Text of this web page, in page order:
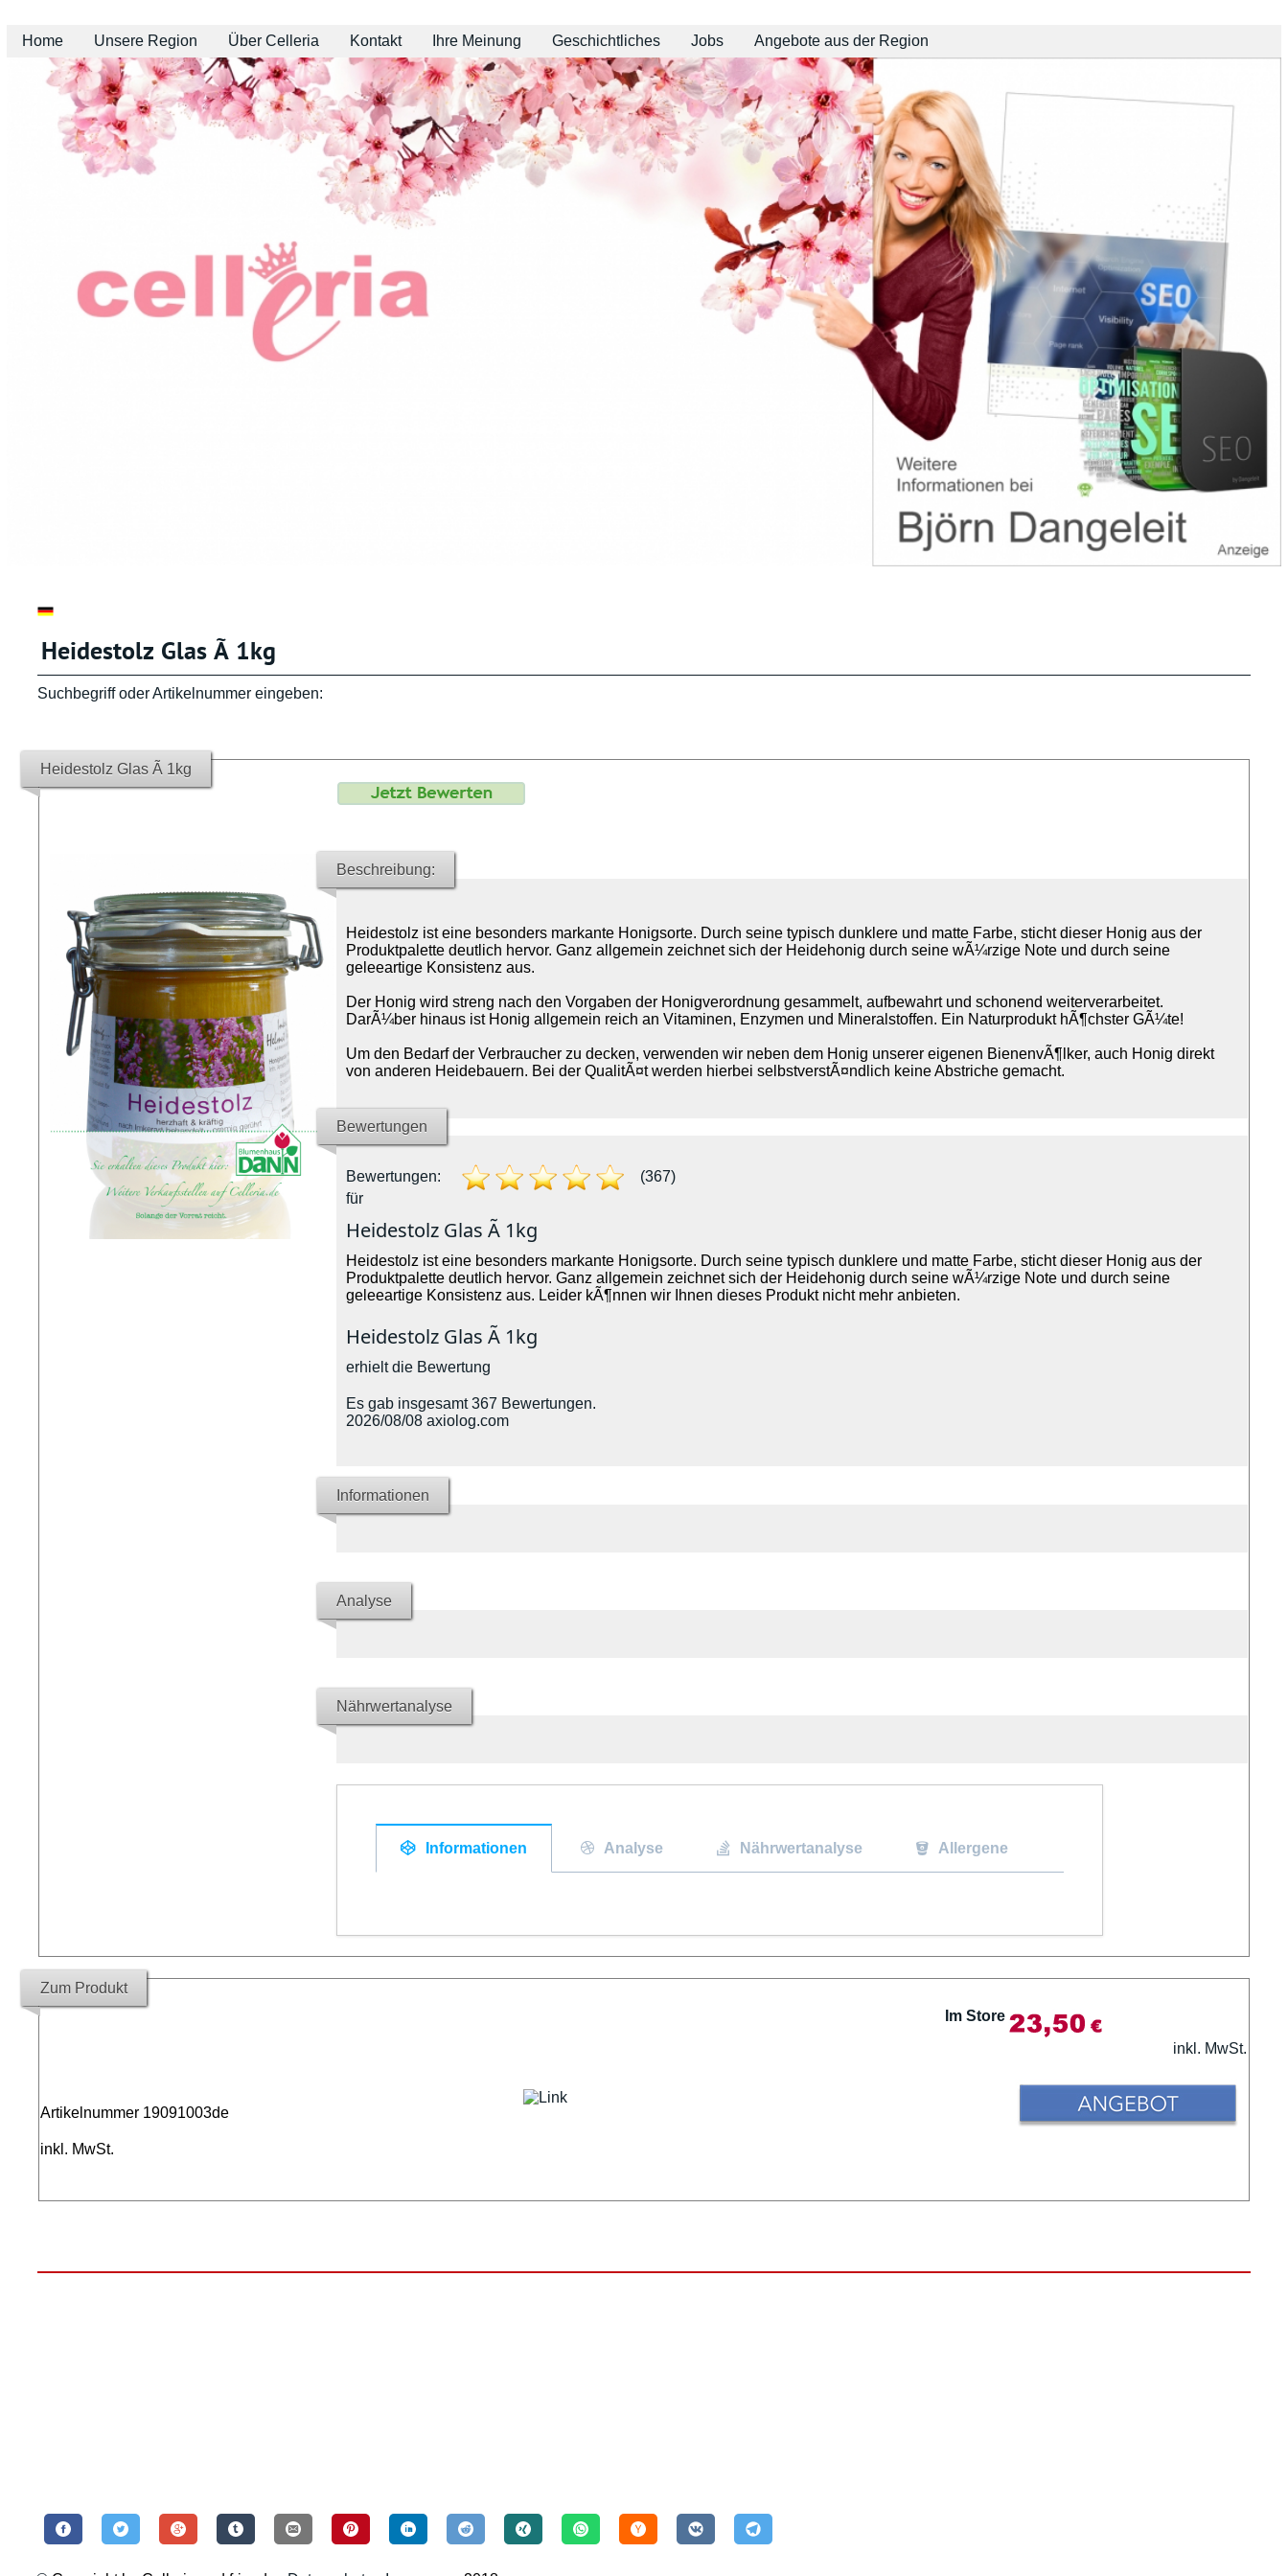
Home Unsere Region Über Celleria Kontakt Ihre Meinung Geschichtliches Jobs Angebote aus der Region
Heidestolz Glas Ã 1kg
Suchbegriff oder Artikelnummer eingeben:
Heidestolz Glas Ã 1kg
Beschreibung:
Heidestolz ist eine besonders markante Honigsorte. Durch seine typisch dunklere und matte Farbe, sticht dieser Honig aus der
Produktpalette deutlich hervor. Ganz allgemein zeichnet sich der Heidehonig durch seine wÃ¼rzige Note und durch seine
geleeartige Konsistenz aus.
Der Honig wird streng nach den Vorgaben der Honigverordnung gesammelt, aufbewahrt und schonend weiterverarbeitet.
DarÃ¼ber hinaus ist Honig allgemein reich an Vitaminen, Enzymen und Mineralstoffen. Ein Naturprodukt hÃ¶chster GÃ¼te!
Um den Bedarf der Verbraucher zu decken, verwenden wir neben dem Honig unserer eigenen BienenvÃ¶lker, auch Honig direkt
von anderen Heidebauern. Bei der QualitÃ¤t werden hierbei selbstverstÃ¤ndlich keine Abstriche gemacht.
Bewertungen
Bewertungen:
(367)
für
Heidestolz Glas Ã 1kg
Heidestolz ist eine besonders markante Honigsorte. Durch seine typisch dunklere und matte Farbe, sticht dieser Honig aus der
Produktpalette deutlich hervor. Ganz allgemein zeichnet sich der Heidehonig durch seine wÃ¼rzige Note und durch seine
geleeartige Konsistenz aus. Leider kÃ¶nnen wir Ihnen dieses Produkt nicht mehr anbieten.
Heidestolz Glas Ã 1kg
erhielt die Bewertung
Es gab insgesamt 367 Bewertungen.
2026/08/08 axiolog.com
Informationen
Analyse
Nährwertanalyse
Informationen Analyse Nährwertanalyse Allergene
Zum Produkt
Artikelnummer 19091003de
inkl. MwSt.
Im Store
inkl. MwSt.